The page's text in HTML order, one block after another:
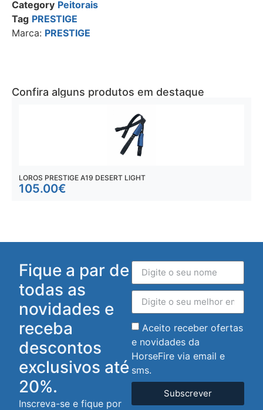
Category Peitorais
Tag PRESTIGE
Marca: PRESTIGE
Confira alguns produtos em destaque
LOROS PRESTIGE A19 DESERT LIGHT
105.00€
Fique a par de
todas as
novidades e
receba
descontos
exclusivos até
20%.
Inscreva-se e fique por
Aceito receber ofertas
e novidades da
HorseFire via email e
sms.
Subscrever